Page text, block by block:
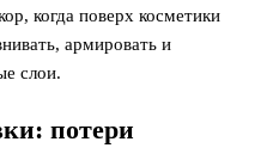
когда поверх косметики
армировать и
слои.
потери